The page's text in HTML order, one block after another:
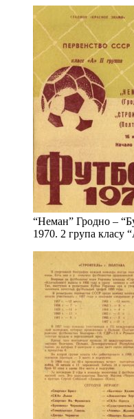
“Неман” Гродно –
1970. 2 група класу